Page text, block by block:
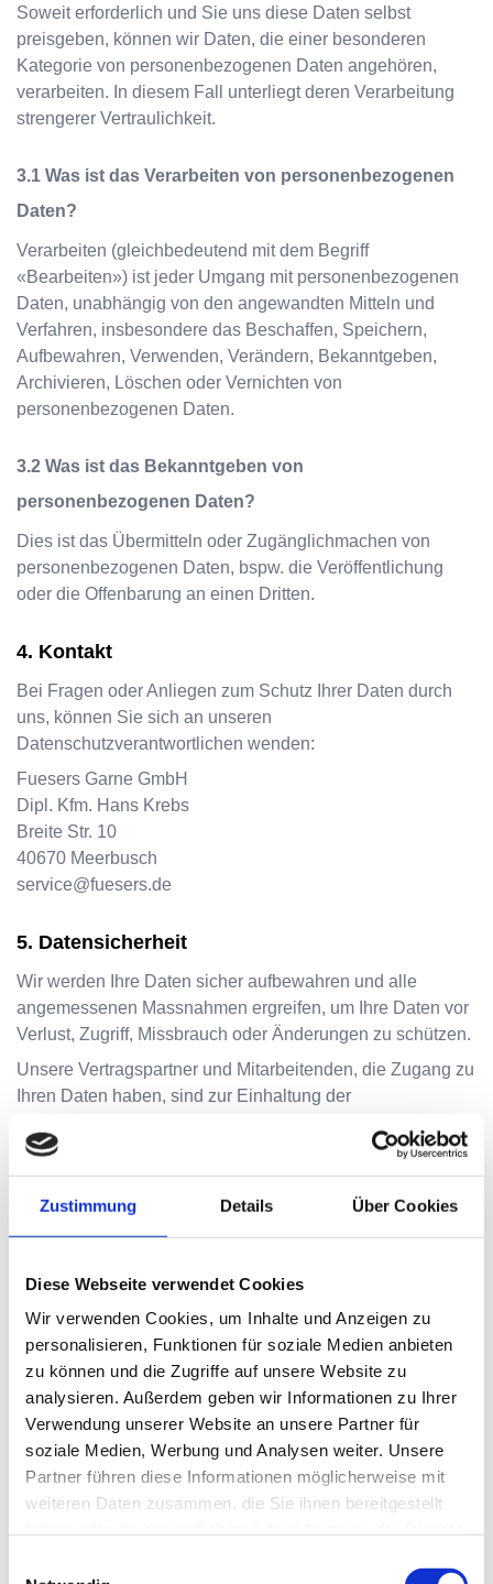
Zustimmung Details Über Cookies
Diese Webseite verwendet Cookies
Wir verwenden Cookies, um Inhalte und Anzeigen zu
personalisieren, Funktionen für soziale Medien anbieten
zu können und die Zugriffe auf unsere Website zu
analysieren. Außerdem geben wir Informationen zu Ihrer
Verwendung unserer Website an unsere Partner für
soziale Medien, Werbung und Analysen weiter. Unsere
Partner führen diese Informationen möglicherweise mit
weiteren Daten zusammen, die Sie ihnen bereitgestellt
Soweit erforderlich und Sie uns diese Daten selbst
preisgeben, können wir Daten, die einer besonderen
Kategorie von personenbezogenen Daten angehören,
verarbeiten. In diesem Fall unterliegt deren Verarbeitung
strengerer Vertraulichkeit.
Was ist das Verarbeiten von personenbezogenen
Daten?
Verarbeiten (gleichbedeutend mit dem Begriff
«Bearbeiten») ist jeder Umgang mit personenbezogenen
Daten, unabhängig von den angewandten Mitteln und
Verfahren, insbesondere das Beschaffen, Speichern,
Aufbewahren, Verwenden, Verändern, Bekanntgeben,
Archivieren, Löschen oder Vernichten von
personenbezogenen Daten.
Was ist das Bekanntgeben von
personenbezogenen Daten?
Dies ist das Übermitteln oder Zugänglichmachen von
personenbezogenen Daten, bspw. die Veröffentlichung
oder die Offenbarung an einen Dritten.
Kontakt
Bei Fragen oder Anliegen zum Schutz Ihrer Daten durch
uns, können Sie sich an unseren
Datenschutzverantwortlichen wenden:
Fuesers Garne GmbH
Dipl. Kfm. Hans Krebs
Breite Str. 10
40670 Meerbusch
service@fuesers.de
Datensicherheit
Wir werden Ihre Daten sicher aufbewahren und alle
angemessenen Massnahmen ergreifen, um Ihre Daten vor
Verlust, Zugriff, Missbrauch oder Änderungen zu schützen.
Unsere Vertragspartner und Mitarbeitenden, die Zugang zu
Ihren Daten haben, sind zur Einhaltung der
manchen Fällen wird es im Rahmen der
Auftragsverarbeitung erforderlich sein, dass wir Ihre
Anfragen an mit uns verbundene Unternehmen
Innerhalb unserer Webseite verwenden wir das SSL-
Verfahren (Secure Socket Layer) in Verbindung mit der
jeweils höchsten Verschlüsselungsstufe, die von Ihrem
Browser unterstützt wird.
Betroffenenrechte
Auskunftsrecht
Auskunftsgesuch zusammen mit einem glaubhaften